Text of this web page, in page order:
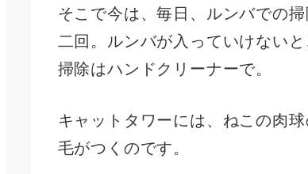
そこで今は、毎日、ルンバでの
二回。ルンバが入っていけない
掃除はハンドクリーナーで。
キャットタワーには、ねこの肉
毛がつくのです。